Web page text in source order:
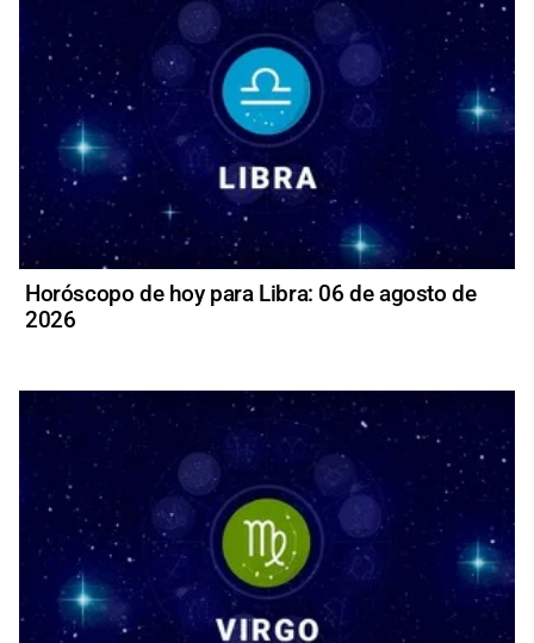
Horóscopo de hoy para Libra: 06 de agosto de
2026